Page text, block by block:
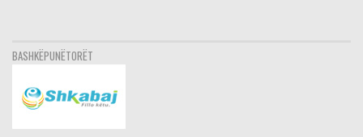
BASHKËPUNËTORËT